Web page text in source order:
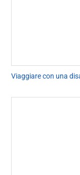
Viaggiare con una